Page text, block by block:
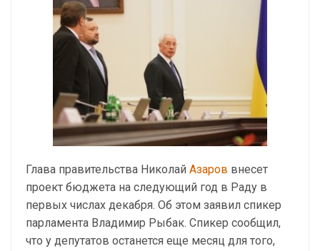
Глава правительства Николай Азаров внесет
проект бюджета на следующий год в Раду в
первых числах декабря. Об этом заявил спикер
парламента Владимир Рыбак. Спикер сообщил,
что у депутатов останется еще месяц для того,